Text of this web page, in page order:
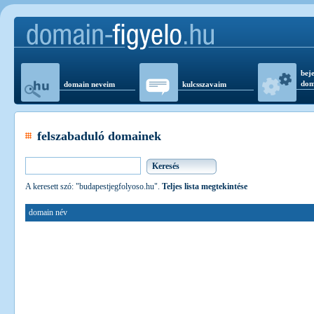
domain neveim kulcsszavaim
felszabaduló domainek
A keresett szó: "budapestjegfolyoso.hu". Teljes lista megtekintése
domain név